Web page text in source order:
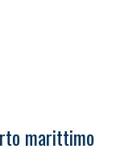
marittimo